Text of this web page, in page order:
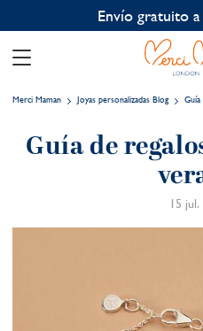
Merci Maman Joyas personalizadas Blog Guía
Guía de
15 jul.